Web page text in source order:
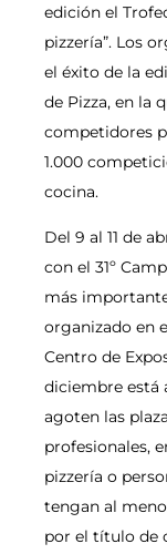
edición el
pizzería”. Los
el éxito de la
de Pizza, en la
competidores
1.000
cocina.
Del 9 al 11 de
con el 31º
más
organizado en
Centro de
diciembre está
agoten las
profesionales,
pizzería o
tengan al
por el título de